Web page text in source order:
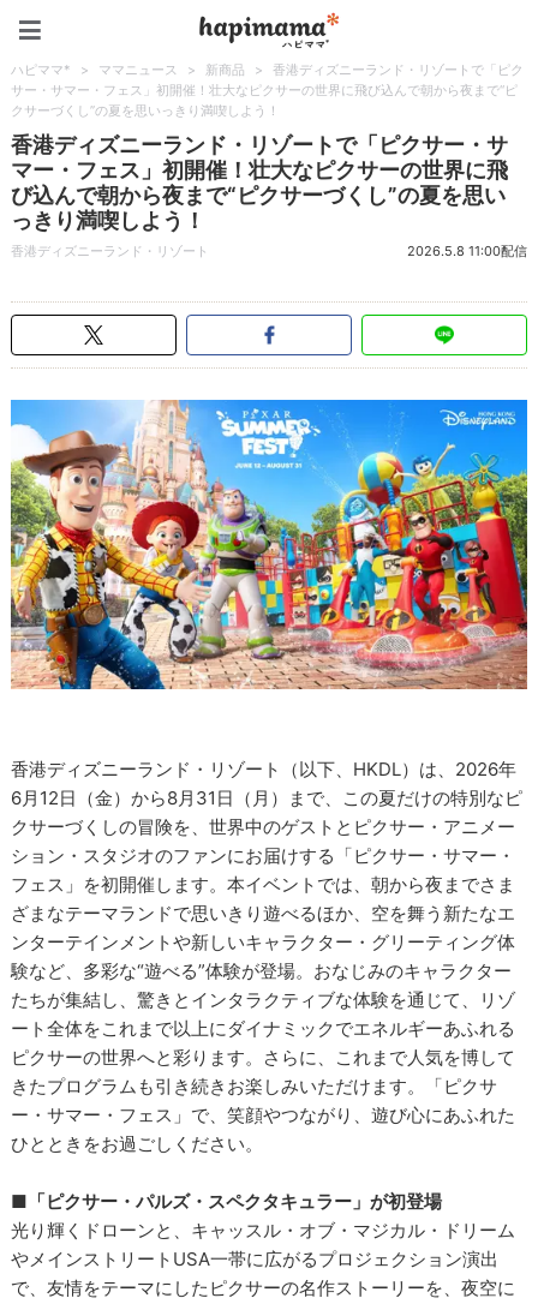
ハピママ* > ママニュース > 新商品 >
香港ディズニーランド・リゾートで「ピク
サー・サマー・フェス」初開催！壮大なピクサーの世界に飛び込んで朝から夜まで“ピ
クサーづくし”の夏を思いっきり満喫しよう！
香港ディズニーランド・リゾートで「ピクサー・サ
マー・フェス」初開催！壮大なピクサーの世界に飛
び込んで朝から夜まで“ピクサーづくし”の夏を思い
っきり満喫しよう！
香港ディズニーランド・リゾート 2026.5.8 11:00配信
香港ディズニーランド・リゾート（以下、HKDL）は、2026年
6月12日（金）から8月31日（月）まで、この夏だけの特別なピ
クサーづくしの冒険を、世界中のゲストとピクサー・アニメー
ション・スタジオのファンにお届けする「ピクサー・サマー・
フェス」を初開催します。本イベントでは、朝から夜までさま
ざまなテーマランドで思いきり遊べるほか、空を舞う新たなエ
ンターテインメントや新しいキャラクター・グリーティング体
験など、多彩な“遊べる”体験が登場。おなじみのキャラクター
たちが集結し、驚きとインタラクティブな体験を通じて、リゾ
ート全体をこれまで以上にダイナミックでエネルギーあふれる
ピクサーの世界へと彩ります。さらに、これまで人気を博して
きたプログラムも引き続きお楽しみいただけます。「ピクサ
ー・サマー・フェス」で、笑顔やつながり、遊び心にあふれた
ひとときをお過ごしください。
■「ピクサー・パルズ・スペクタキュラー」が初登場
光り輝くドローンと、キャッスル・オブ・マジカル・ドリーム
やメインストリートUSA一帯に広がるプロジェクション演出
で、友情をテーマにしたピクサーの名作ストーリーを、夜空に